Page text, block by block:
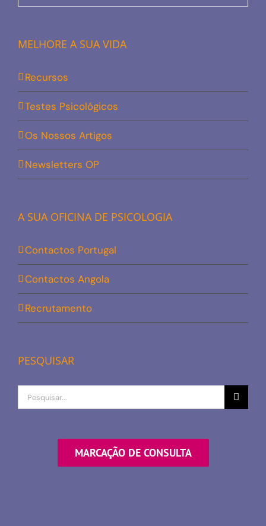
MELHORE A SUA VIDA
Recursos
Testes Psicológicos
Os Nossos Artigos
Newsletters OP
A SUA OFICINA DE PSICOLOGIA
Contactos Portugal
Contactos Angola
Recrutamento
PESQUISAR
Procurar
por
MARCAÇÃO DE CONSULTA